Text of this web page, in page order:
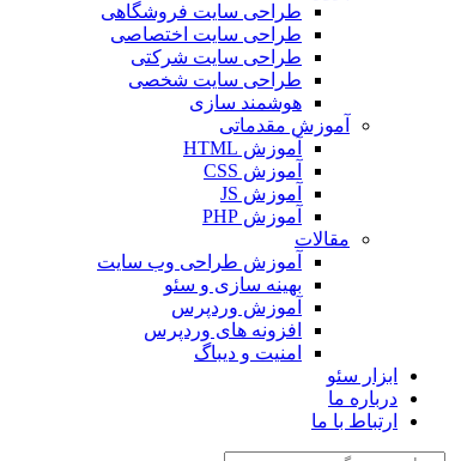
طراحی سایت فروشگاهی
طراحی سایت اختصاصی
طراحی سایت شرکتی
طراحی سایت شخصی
هوشمند سازی
آموزش مقدماتی
آموزش HTML
آموزش CSS
آموزش JS
آموزش PHP
مقالات
آموزش طراحی وب سایت
بهینه سازی و سئو
آموزش وردپرس
افزونه های وردپرس
امنیت و دیباگ
ابزار سئو
درباره ما
ارتباط با ما